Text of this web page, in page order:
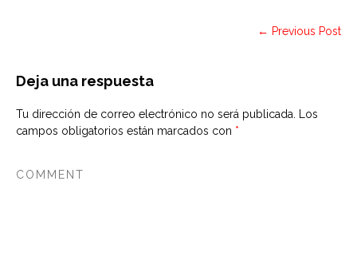
← Previous Post
Deja una respuesta
Tu dirección de correo electrónico no será publicada.
Los
campos obligatorios están marcados con *